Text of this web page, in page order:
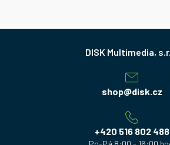
shop@disk.cz
+420 516 802 488